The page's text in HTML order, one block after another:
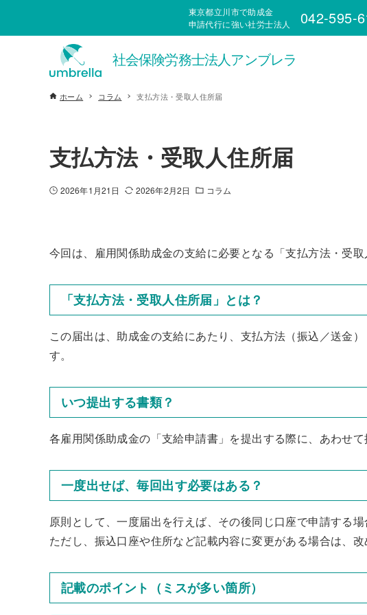
東京都立川市で助成金
申請代行に強い社労士法人
042-595-
ホーム コラム 支払方法・受取人住所届
支払方法・受取人住所届
2026年1月21日 2026年2月2日 コラム
今回は、雇用関係助成金の支給に必要となる「支払方法・受
「支払方法・受取人住所届」とは？
この届出は、助成金の支給にあたり、支払方法（振込／送金
す。
いつ提出する書類？
各雇用関係助成金の「支給申請書」を提出する際に、あわせて
一度出せば、毎回出す必要はある？
原則として、一度届出を行えば、その後同じ口座で申請する場
ただし、振込口座や住所など記載内容に変更がある場合は、改
記載のポイント（ミスが多い箇所）